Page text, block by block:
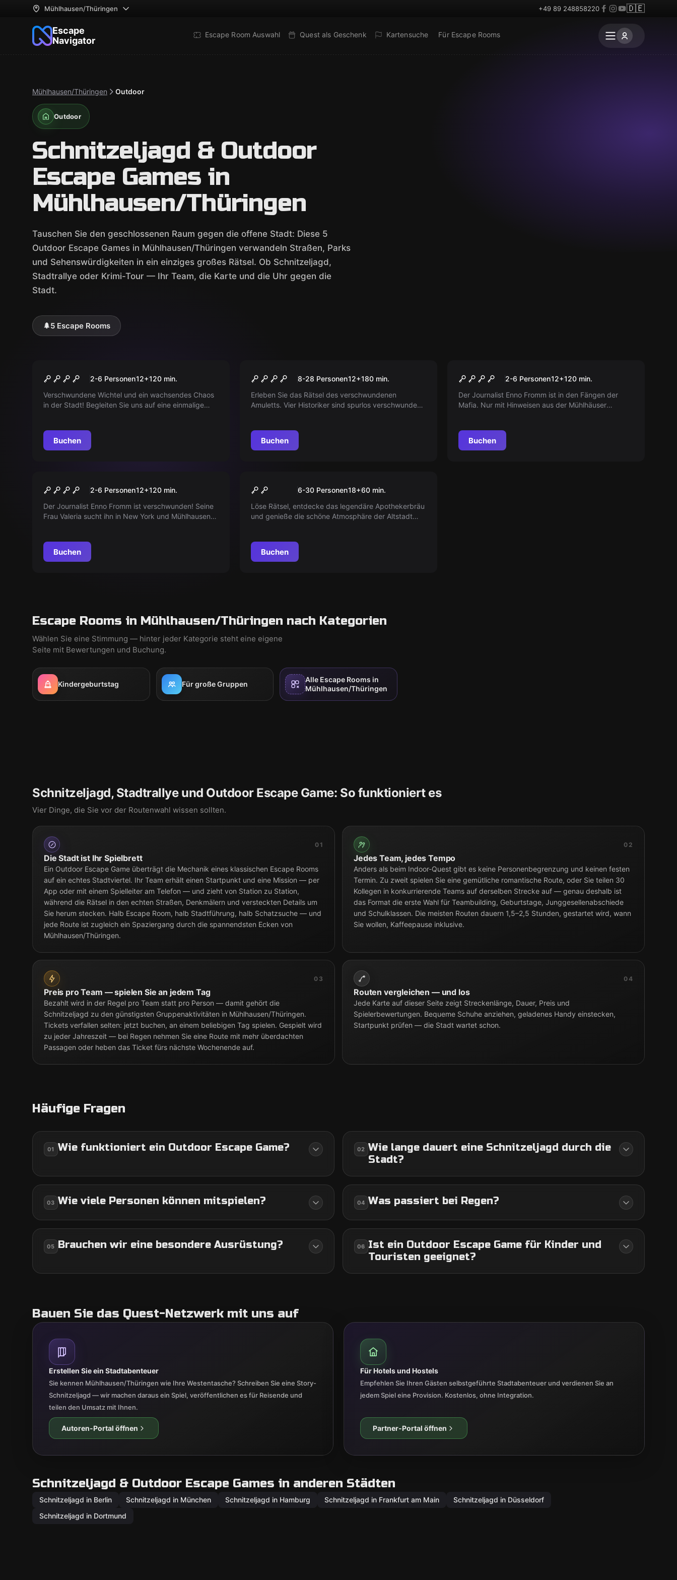
Mühlhausen/Thüringen +49 89 248858220 🇩🇪
Escape
Navigator
Escape Room Auswahl Quest als Geschenk Kartensuche Für Escape Rooms
Mühlhausen/Thüringen Outdoor
Outdoor
Schnitzeljagd & Outdoor
Escape Games in
Mühlhausen/Thüringen
Tauschen Sie den geschlossenen Raum gegen die offene Stadt: Diese 5
Outdoor Escape Games in Mühlhausen/Thüringen verwandeln Straßen, Parks
und Sehenswürdigkeiten in ein einziges großes Rätsel. Ob Schnitzeljagd,
Stadtrallye oder Krimi-Tour — Ihr Team, die Karte und die Uhr gegen die
Stadt.
🌲5 Escape Rooms
DIE GEHEIMNISVOLLE
TRUHE
2-6 Personen12+120 min.
Verschwundene Wichtel und ein wachsendes Chaos
in der Stadt! Begleiten Sie uns auf eine einmalige
Geheimnis der verlorenen Wichtel.
Buchen
MÜNTZERs AMULETT
8-28 Personen12+180 min.
Erleben Sie das Rätsel des verschwundenen
Amuletts. Vier Historiker sind spurlos verschwunden.
Buchen
ENNO BEI DER MAFIA
2-6 Personen12+120 min.
Der Journalist Enno Fromm ist in den Fängen der
Mafia. Nur mit Hinweisen aus der Mühlhäuser
Buchen
ENNO IST VERSCHWUNDEN
2-6 Personen12+120 min.
Der Journalist Enno Fromm ist verschwunden! Seine
Frau Valeria sucht ihn in New York und Mühlhausen
Buchen
Weihnachtsmission: Das
verschwundene
Apothekerbräu
6-30 Personen18+60 min.
Löse Rätsel, entdecke das legendäre Apothekerbräu
und genieße die schöne Atmosphäre der Altstadt
Buchen
Escape Rooms in Mühlhausen/Thüringen nach Kategorien
Wählen Sie eine Stimmung — hinter jeder Kategorie steht eine eigene
Seite mit Bewertungen und Buchung.
Kindergeburtstag Für große Gruppen
Alle Escape Rooms in
Mühlhausen/Thüringen
Schnitzeljagd, Stadtrallye und Outdoor Escape Game: So funktioniert es
Vier Dinge, die Sie vor der Routenwahl wissen sollten.
01
Die Stadt ist Ihr Spielbrett
Ein Outdoor Escape Game überträgt die Mechanik eines klassischen Escape Rooms
auf ein echtes Stadtviertel. Ihr Team erhält einen Startpunkt und eine Mission — per
App oder mit einem Spielleiter am Telefon — und zieht von Station zu Station,
während die Rätsel in den echten Straßen, Denkmälern und versteckten Details um
Sie herum stecken. Halb Escape Room, halb Stadtführung, halb Schatzsuche — und
jede Route ist zugleich ein Spaziergang durch die spannendsten Ecken von
Mühlhausen/Thüringen.
02
Jedes Team, jedes Tempo
Anders als beim Indoor-Quest gibt es keine Personenbegrenzung und keinen festen
Termin. Zu zweit spielen Sie eine gemütliche romantische Route, oder Sie teilen 30
Kollegen in konkurrierende Teams auf derselben Strecke auf — genau deshalb ist
das Format die erste Wahl für Teambuilding, Geburtstage, Junggesellenabschiede
und Schulklassen. Die meisten Routen dauern 1,5–2,5 Stunden, gestartet wird, wann
Sie wollen, Kaffeepause inklusive.
03
Preis pro Team — spielen Sie an jedem Tag
Bezahlt wird in der Regel pro Team statt pro Person — damit gehört die
Schnitzeljagd zu den günstigsten Gruppenaktivitäten in Mühlhausen/Thüringen.
Tickets verfallen selten: jetzt buchen, an einem beliebigen Tag spielen. Gespielt wird
zu jeder Jahreszeit — bei Regen nehmen Sie eine Route mit mehr überdachten
Passagen oder heben das Ticket fürs nächste Wochenende auf.
04
Routen vergleichen — und los
Jede Karte auf dieser Seite zeigt Streckenlänge, Dauer, Preis und
Spielerbewertungen. Bequeme Schuhe anziehen, geladenes Handy einstecken,
Startpunkt prüfen — die Stadt wartet schon.
Häufige Fragen
01 Wie funktioniert ein Outdoor Escape Game? 02 Wie lange dauert eine Schnitzeljagd durch die
Stadt?
03 Wie viele Personen können mitspielen? 04 Was passiert bei Regen?
05 Brauchen wir eine besondere Ausrüstung? 06 Ist ein Outdoor Escape Game für Kinder und
Touristen geeignet?
Bauen Sie das Quest-Netzwerk mit uns auf
Erstellen Sie ein Stadtabenteuer
Sie kennen Mühlhausen/Thüringen wie Ihre Westentasche? Schreiben Sie eine Story-
Schnitzeljagd — wir machen daraus ein Spiel, veröffentlichen es für Reisende und
teilen den Umsatz mit Ihnen.
Autoren-Portal öffnen
Für Hotels und Hostels
Empfehlen Sie Ihren Gästen selbstgeführte Stadtabenteuer und verdienen Sie an
jedem Spiel eine Provision. Kostenlos, ohne Integration.
Partner-Portal öffnen
Schnitzeljagd & Outdoor Escape Games in anderen Städten
Schnitzeljagd in Berlin Schnitzeljagd in München Schnitzeljagd in Hamburg Schnitzeljagd in Frankfurt am Main
Schnitzeljagd in Düsseldorf
Schnitzeljagd in Dortmund